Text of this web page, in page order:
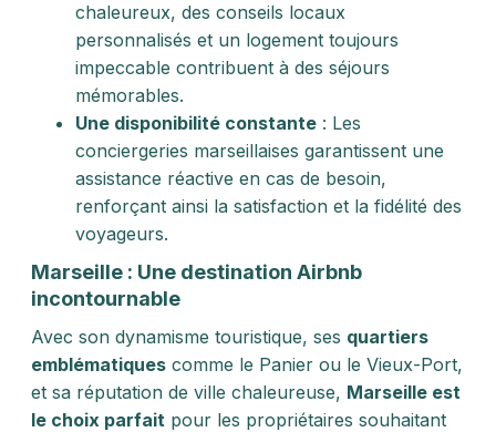
chaleureux, des conseils locaux
personnalisés et un logement toujours
impeccable contribuent à des séjours
mémorables.
Une disponibilité constante : Les
conciergeries marseillaises garantissent une
assistance réactive en cas de besoin,
renforçant ainsi la satisfaction et la fidélité des
voyageurs.
Marseille : Une destination Airbnb
incontournable
Avec son dynamisme touristique, ses quartiers
emblématiques comme le Panier ou le Vieux-Port,
et sa réputation de ville chaleureuse, Marseille est
le choix parfait pour les propriétaires souhaitant